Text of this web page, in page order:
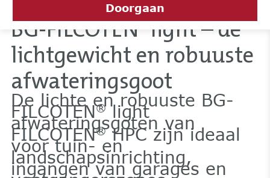
Doorgaan
BG-FILCOTEN®light – de
lichtgewicht en robuuste
afwateringsgoot
De lichte en robuuste BG-
FILCOTEN®light
afwateringsgoten van
FILCOTEN®HPC zijn ideaal
voor tuin- en
landschapsinrichting,
ingangen van garages en